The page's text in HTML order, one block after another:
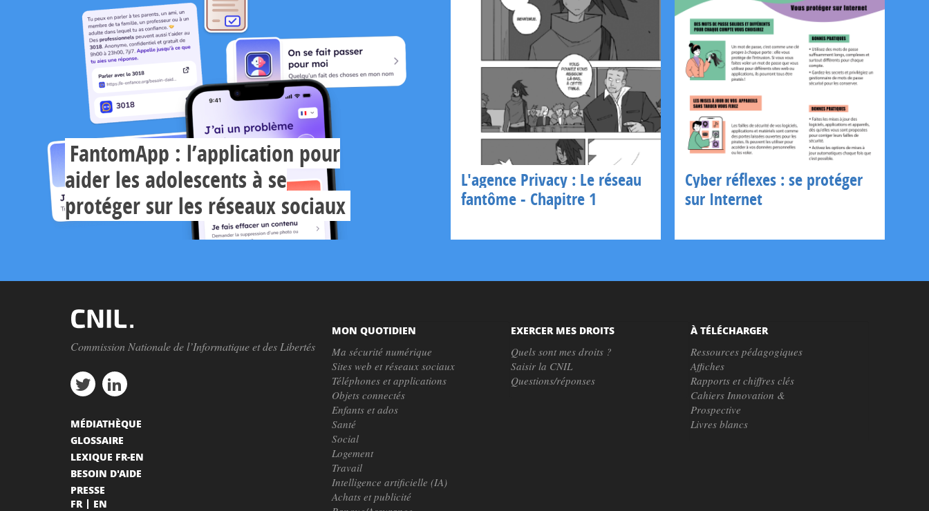
FantomApp : l’application pour
aider les adolescents à se
protéger sur les réseaux sociaux
L'agence Privacy : Le réseau
fantôme - Chapitre 1
Cyber réflexes : se protéger
sur Internet
Commission Nationale de l’Informatique et des Libertés
MON QUOTIDIEN
Ma sécurité numérique
Sites web et réseaux sociaux
Téléphones et applications
Objets connectés
Enfants et ados
Santé
Social
Logement
Travail
Intelligence artificielle (IA)
Achats et publicité
EXERCER MES DROITS
Quels sont mes droits ?
Saisir la CNIL
Questions/réponses
À TÉLÉCHARGER
Ressources pédagogiques
Affiches
Rapports et chiffres clés
Cahiers Innovation &
Prospective
Livres blancs
MÉDIATHÈQUE
GLOSSAIRE
LEXIQUE FR-EN
BESOIN D'AIDE
PRESSE
FR
EN